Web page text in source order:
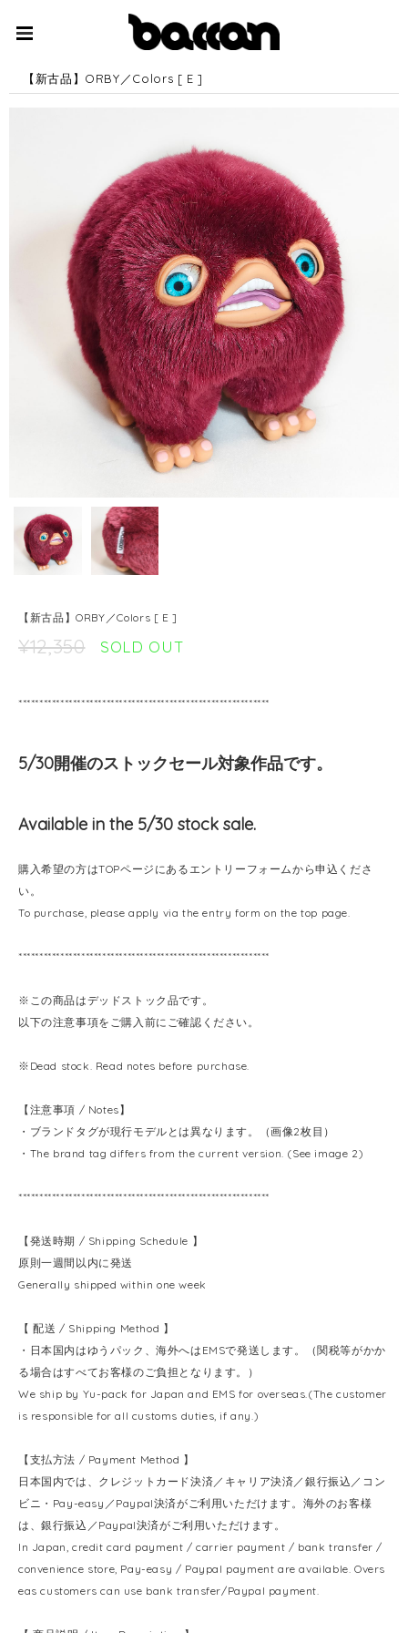
【新古品】ORBY／Colors [ E ]
【新古品】ORBY／Colors [ E ]
¥12,350 SOLD OUT
************************************************************
5/30開催のストックセール対象作品です。
Available in the 5/30 stock sale.
購入希望の方はTOPページにあるエントリーフォームから申込くださ
い。
To purchase, please apply via the entry form on the top page.
************************************************************
※この商品はデッドストック品です。
以下の注意事項をご購入前にご確認ください。
※Dead stock. Read notes before purchase.
【注意事項 / Notes】
・ブランドタグが現行モデルとは異なります。（画像2枚目）
・The brand tag differs from the current version. (See image 2)
************************************************************
【発送時期 / Shipping Schedule 】
原則一週間以内に発送
Generally shipped within one week
【 配送 / Shipping Method 】
・日本国内はゆうパック、海外へはEMSで発送します。（関税等がかか
る場合はすべてお客様のご負担となります。）
We ship by Yu-pack for Japan and EMS for overseas.(The customer
is responsible for all customs duties, if any.)
【支払方法 / Payment Method 】
日本国内では、クレジットカード決済／キャリア決済／銀行振込／コン
ビニ・Pay-easy／Paypal決済がご利用いただけます。海外のお客様
は、銀行振込／Paypal決済がご利用いただけます。
In Japan, credit card payment / carrier payment / bank transfer /
convenience store, Pay-easy / Paypal payment are available. Overs
eas customers can use bank transfer/Paypal payment.